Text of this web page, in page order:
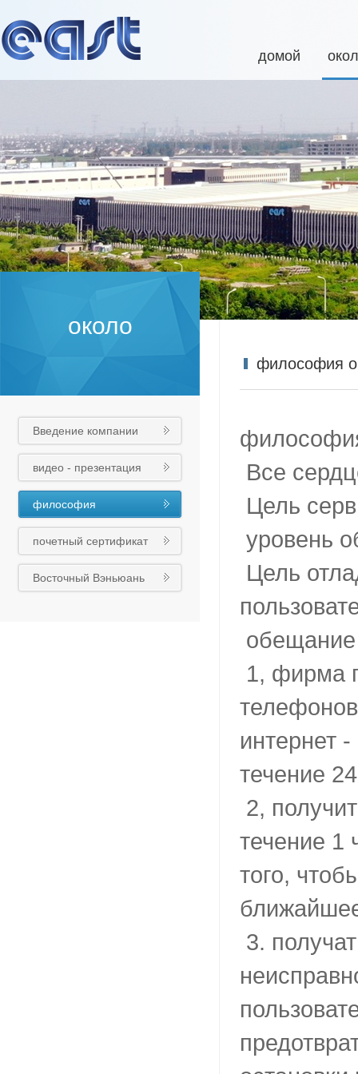
домой
около
Введение компании
видео - презентация
философия
обслуживания
почетный сертификат
Восточный Вэньюань
философия
Все
Цель
уровень
Цель
1, фирма
интернет
течение
2,
течение 1
того,
3.